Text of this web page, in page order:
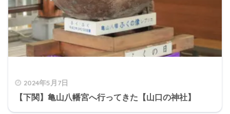
2024年5月7日
【下関】亀山八幡宮へ行ってきた【山口の神社】